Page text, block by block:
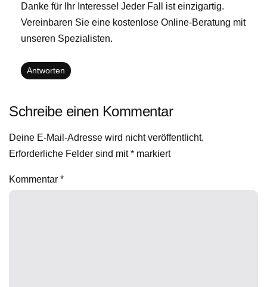
Danke für Ihr Interesse! Jeder Fall ist einzigartig.
Vereinbaren Sie eine kostenlose Online-Beratung mit
unseren Spezialisten.
Antworten
Schreibe einen Kommentar
Deine E-Mail-Adresse wird nicht veröffentlicht.
Erforderliche Felder sind mit* markiert
Kommentar *